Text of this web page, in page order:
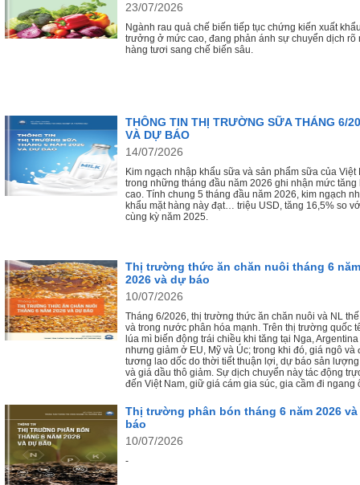
23/07/2026
Ngành rau quả chế biến tiếp tục chứng kiến xuất
trưởng ở mức cao, đang phản ánh sự chuyển dịch rõ
hàng tươi sang chế biến sâu.
THÔNG TIN THỊ TRƯỜNG SỮA THÁNG 6/
VÀ DỰ BÁO
14/07/2026
Kim ngạch nhập khẩu sữa và sản phẩm sữa của Việt
trong những tháng đầu năm 2026 ghi nhận mức tăng
cao. Tính chung 5 tháng đầu năm 2026, kim ngạch
khẩu mặt hàng này đạt… triệu USD, tăng 16,5% so
cùng kỳ năm 2025.
Thị trường thức ăn chăn nuôi tháng 6 năm
2026 và dự báo
10/07/2026
Tháng 6/2026, thị trường thức ăn chăn nuôi và NL
và trong nước phân hóa mạnh. Trên thị trường quốc
lúa mì biến động trái chiều khi tăng tại Nga, Argentina
nhưng giảm ở EU, Mỹ và Úc; trong khi đó, giá ngô và
tương lao dốc do thời tiết thuận lợi, dự báo sản
và giá dầu thô giảm. Sự dịch chuyển này tác động
đến Việt Nam, giữ giá cám gia súc, gia cầm đi ngang
mới do khủng hoảng nguồn cung đặc thù.
Thị trường phân bón tháng 6 năm 2026
báo
10/07/2026
-